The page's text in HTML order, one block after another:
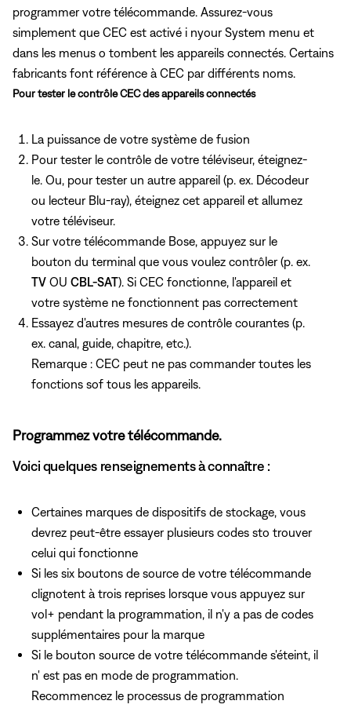
programmer votre télécommande. Assurez-vous
simplement que CEC est activé i nyour System menu et
dans les menus o tombent les appareils connectés. Certains
fabricants font référence à CEC par différents noms.
Pour tester le contrôle CEC des appareils connectés
La puissance de votre système de fusion
Pour tester le contrôle de votre téléviseur, éteignez-
le. Ou, pour tester un autre appareil (p. ex. Décodeur
ou lecteur Blu-ray), éteignez cet appareil et allumez
votre téléviseur.
Sur votre télécommande Bose, appuyez sur le
bouton du terminal que vous voulez contrôler (p. ex.
TV OU CBL-SAT). Si CEC fonctionne, l'appareil et
votre système ne fonctionnent pas correctement
Essayez d'autres mesures de contrôle courantes (p.
ex. canal, guide, chapitre, etc.).
Remarque : CEC peut ne pas commander toutes les
fonctions sof tous les appareils.
Programmez votre télécommande.
Voici quelques renseignements à connaître :
Certaines marques de dispositifs de stockage, vous
devrez peut-être essayer plusieurs codes sto trouver
celui qui fonctionne
Si les six boutons de source de votre télécommande
clignotent à trois reprises lorsque vous appuyez sur
vol+ pendant la programmation, il n'y a pas de codes
supplémentaires pour la marque
Si le bouton source de votre télécommande s'éteint, il
n' est pas en mode de programmation.
Recommencez le processus de programmation